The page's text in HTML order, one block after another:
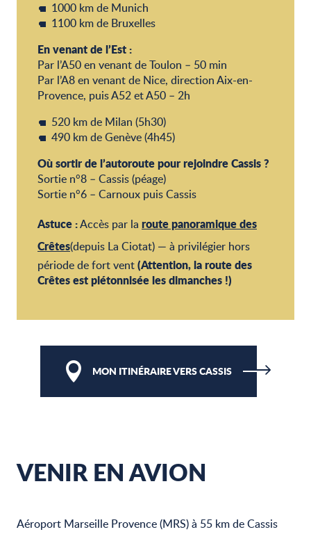
1000 km de Munich
1100 km de Bruxelles
En venant de l’Est :
Par l’A50 en venant de Toulon – 50 min
Par l’A8 en venant de Nice, direction Aix-en-
Provence, puis A52 et A50 – 2h
520 km de Milan (5h30)
490 km de Genève (4h45)
Où sortir de l’autoroute pour rejoindre Cassis ?
Sortie n°8 – Cassis (péage)
Sortie n°6 – Carnoux puis Cassis
Astuce :Accès par la route panoramique des
Crêtes(depuis La Ciotat) — à privilégier hors
période de fort vent(Attention, la route des
Crêtes est piétonnisée les dimanches !)
MON ITINÉRAIRE VERS CASSIS
VENIR EN AVION
Aéroport Marseille Provence (MRS) à 55 km de Cassis